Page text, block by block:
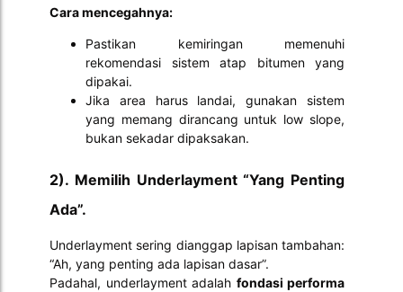
Cara mencegahnya:
Pastikan kemiringan memenuhi
rekomendasi sistem atap bitumen yang
dipakai.
Jika area harus landai, gunakan sistem
yang memang dirancang untuk low slope,
bukan sekadar dipaksakan.
2). Memilih Underlayment “Yang Penting
Ada”.
Underlayment sering dianggap lapisan tambahan:
“Ah, yang penting ada lapisan dasar”.
Padahal, underlayment adalah fondasi performa